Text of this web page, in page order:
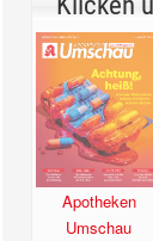
Apotheken
Umschau